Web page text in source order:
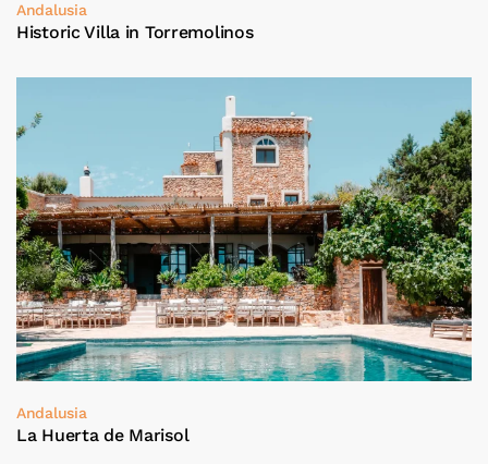
Andalusia
Historic Villa in Torremolinos
Andalusia
La Huerta de Marisol